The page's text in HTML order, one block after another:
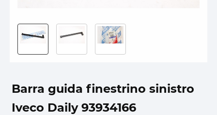
Barra guida finestrino sinistro
Iveco Daily 93934166